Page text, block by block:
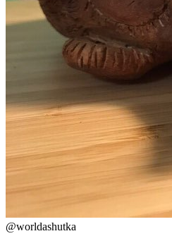
@worldashutka